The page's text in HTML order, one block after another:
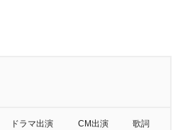
ドラマ出演 CM出演 歌詞